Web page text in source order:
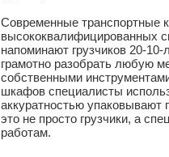
Современные транспортные
высококвалифицированных
напоминают грузчиков 20-
грамотно разобрать любую
собственными
шкафов специалисты
аккуратностью упаковывают
это не просто грузчики, а
работам.